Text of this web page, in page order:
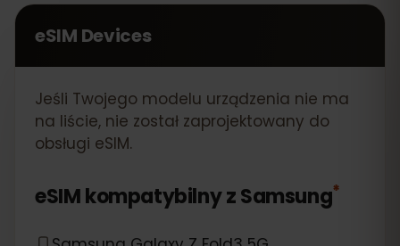
eSIM Devices
Jeśli Twojego modelu urządzenia nie ma
na liście, nie został zaprojektowany do
obsługi eSIM.
eSIM kompatybilny zSamsung*